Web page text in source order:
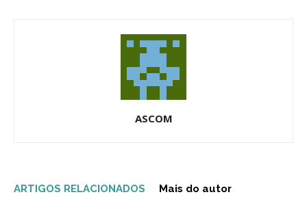
ASCOM
ARTIGOS RELACIONADOS Mais do autor